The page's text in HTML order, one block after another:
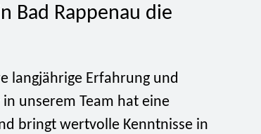
Bad Rappenau die
langjährige Erfahrung und
unserem Team hat eine
bringt wertvolle Kenntnisse in